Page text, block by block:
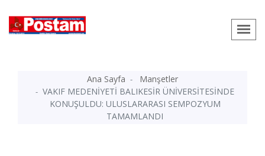
Ana Sayfa
Manşetler
VAKIF MEDENİYETİ BALIKESİR ÜNİVERSİTESİNDE
KONUŞULDU: ULUSLARARASI SEMPOZYUM
TAMAMLANDI